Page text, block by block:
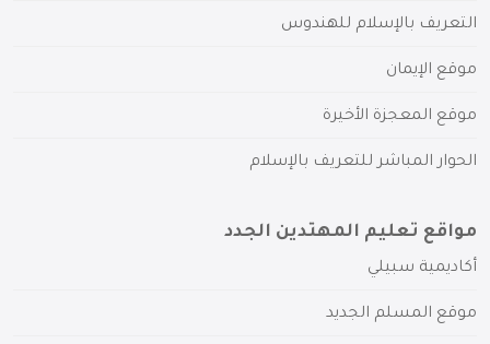
التعريف بالإسلام للهندوس
موقع الإيمان
موقع المعجزة الأخيرة
الحوار المباشر للتعريف بالإسلام
مواقع تعليم المهتدين الجدد
أكاديمية سبيلي
موقع المسلم الجديد